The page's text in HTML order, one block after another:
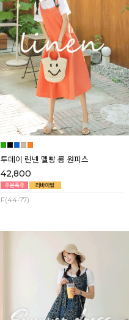
투데이 린넨 멜빵 롱 원피스
42,800
F(44-77)